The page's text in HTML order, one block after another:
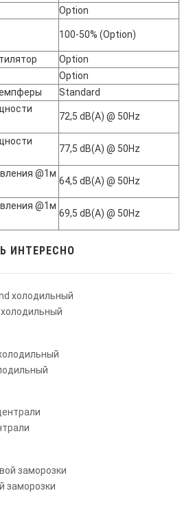
Option
100-50% (Option)
Option
Option
Standard
72,5 dB(A) @ 50Hz
77,5 dB(A) @ 50Hz
@1м
64,5 dB(A) @ 50Hz
@1м
69,5 dB(A) @ 50Hz
ИНТЕРЕСНО
заморозки